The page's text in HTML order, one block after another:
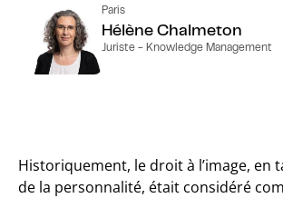
Paris
Hélène Chalmeton
Juriste - Knowledge Management
Historiquement, le droit à l’image, en
de la personnalité, était considéré